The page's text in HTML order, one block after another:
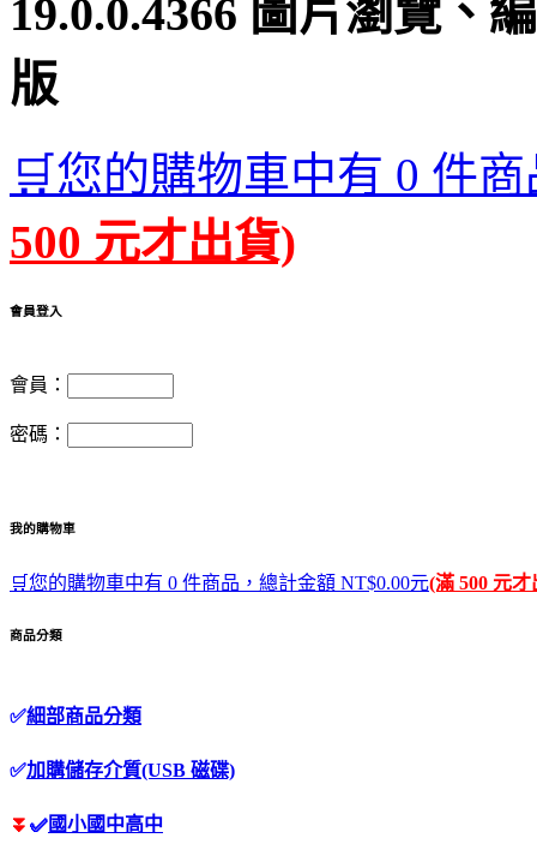
19.0.0.4366 圖片瀏覽、
版
🛒您的購物車中有 0 件
500 元才出貨)
會員登入
會員：
密碼：
我的購物車
🛒您的購物車中有 0 件商品，總計金額 NT$0.00元(滿 500 元才
商品分類
✅細部商品分類
✅加購儲存介質(USB 磁碟)
⏬ ✅國小國中高中